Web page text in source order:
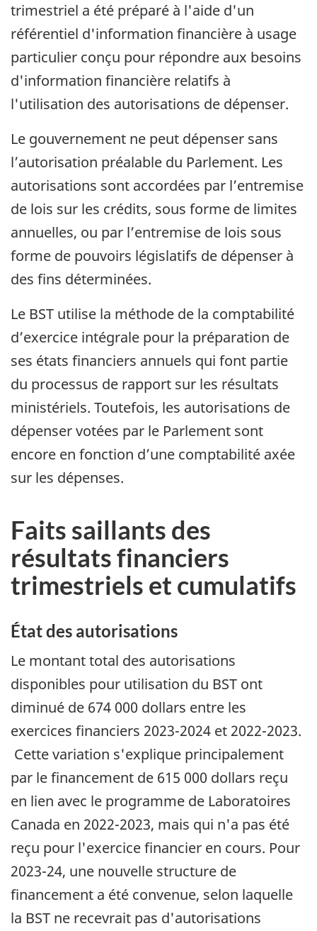
trimestriel a été préparé à l'aide d'un
référentiel d'information financière à usage
particulier conçu pour répondre aux besoins
d'information financière relatifs à
l'utilisation des autorisations de dépenser.
Le gouvernement ne peut dépenser sans
l’autorisation préalable du Parlement. Les
autorisations sont accordées par l’entremise
de lois sur les crédits, sous forme de limites
annuelles, ou par l’entremise de lois sous
forme de pouvoirs législatifs de dépenser à
des fins déterminées.
Le BST utilise la méthode de la comptabilité
d’exercice intégrale pour la préparation de
ses états financiers annuels qui font partie
du processus de rapport sur les résultats
ministériels. Toutefois, les autorisations de
dépenser votées par le Parlement sont
encore en fonction d’une comptabilité axée
sur les dépenses.
Faits saillants des
résultats financiers
trimestriels et cumulatifs
État des autorisations
Le montant total des autorisations
disponibles pour utilisation du BST ont
diminué de 674 000 dollars entre les
exercices financiers 2023-2024 et 2022-2023.
Cette variation s'explique principalement
par le financement de 615 000 dollars reçu
en lien avec le programme de Laboratoires
Canada en 2022-2023, mais qui n'a pas été
reçu pour l'exercice financier en cours. Pour
2023-24, une nouvelle structure de
financement a été convenue, selon laquelle
la BST ne recevrait pas d'autorisations